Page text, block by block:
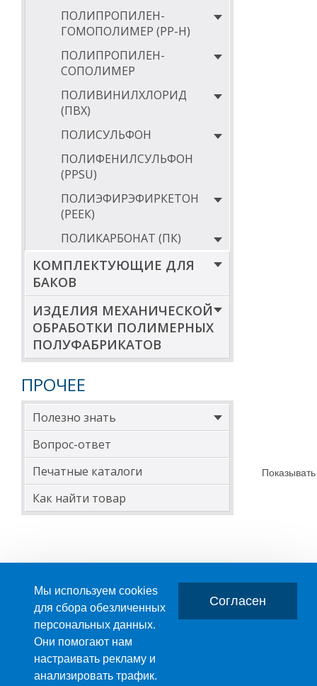
ПОЛИПРОПИЛЕН-
ГОМОПОЛИМЕР (PP-Н)
ПОЛИПРОПИЛЕН-
СОПОЛИМЕР
ПОЛИВИНИЛХЛОРИД
(ПВХ)
ПОЛИСУЛЬФОН
ПОЛИФЕНИЛСУЛЬФОН
(PPSU)
ПОЛИЭФИРЭФИРКЕТОН
(РЕЕК)
ПОЛИКАРБОНАТ (ПК)
КОМПЛЕКТУЮЩИЕ ДЛЯ
БАКОВ
ИЗДЕЛИЯ МЕХАНИЧЕСКОЙ
ОБРАБОТКИ ПОЛИМЕРНЫХ
ПОЛУФАБРИКАТОВ
ПРОЧЕЕ
Полезно знать
Вопрос-ответ
Печатные каталоги
Как найти товар
ПРОИЗВОДСТВО ПЛАСТМАССОВЫХ ИЗДЕЛИЙ
Мы используем cookies
для сбора обезличенных
персональных данных.
Они помогают нам
настраивать рекламу и
анализировать трафик.
Согласен